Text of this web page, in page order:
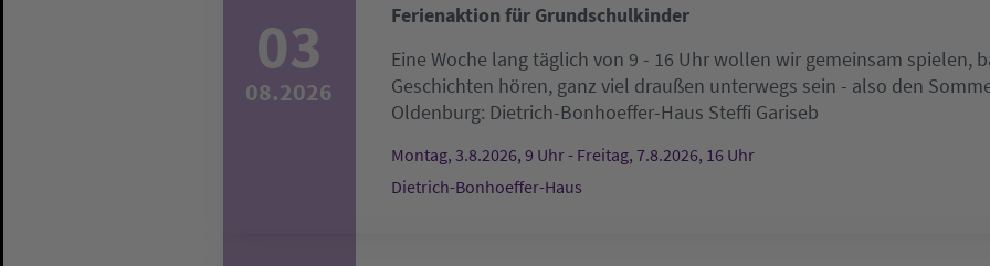
03
08.2026
Ferienaktion für Grundschulkinder
Eine Woche lang täglich von 9 - 16 Uhr wollen wir gemeinsam spielen,
Geschichten hören, ganz viel draußen unterwegs sein - also den
Oldenburg: Dietrich-Bonhoeffer-Haus Steffi Gariseb
Montag, 3.8.2026, 9 Uhr - Freitag, 7.8.2026, 16 Uhr
Dietrich-Bonhoeffer-Haus